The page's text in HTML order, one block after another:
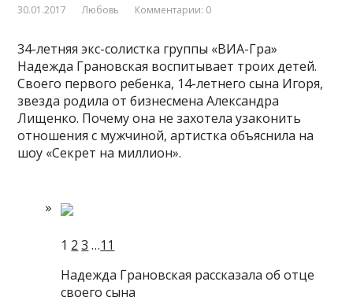
30.01.2017 Любовь Комментарии: 0
34-летняя экс-солистка группы «ВИА-Гра»
Надежда Грановская воспитывает троих детей.
Своего первого ребенка, 14-летнего сына Игоря,
звезда родила от бизнесмена Александра
Лищенко. Почему она не захотела узаконить
отношения с мужчиной, артистка объяснила на
шоу «Секрет на миллион».
1 2 3 …11
Надежда Грановская рассказала об отце
своего сына